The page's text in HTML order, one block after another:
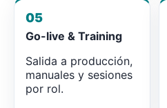
05
Go-live & Training
Salida a producción,
manuales y sesiones
por rol.